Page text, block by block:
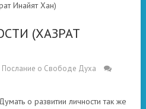
Инайят Хан)
(ХАЗРАТ
Послание о Свободе Духа
о развитии личности так же